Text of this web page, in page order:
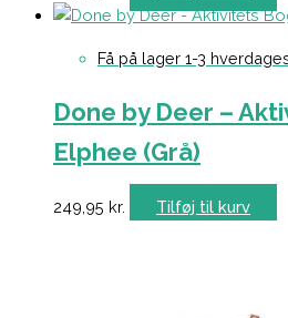
Få på lager 1-3
Done by Deer –
Elphee (Grå)
249,95 kr. Tilføj til kurv